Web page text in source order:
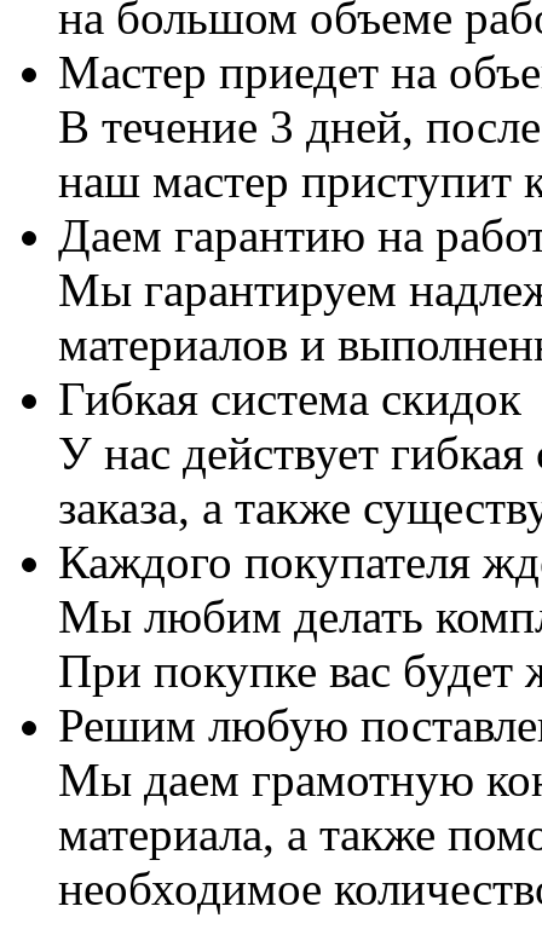
на большом объеме
Мастер приедет на
В течение 3 дней,
наш мастер приступит
Даем гарантию на
Мы гарантируем
материалов и
Гибкая система скидок
У нас действует
заказа, а также
Каждого покупателя
Мы любим делать
При покупке вас
Решим любую
Мы даем грамотную
материала, а также
необходимое